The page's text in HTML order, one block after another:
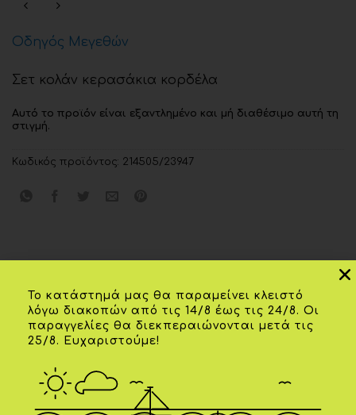
Οδηγός Μεγεθών
Σετ κολάν κερασάκια κορδέλα
Αυτό το προϊόν είναι εξαντλημένο και μή διαθέσιμο αυτή τη
στιγμή.
Κωδικός προϊόντος: 214505/23947
Επιπλέον πληροφορίες
ΗΛΙΚΊΑ 06Μ,
ΧΡΏΜΑ Λευκό-Σιέλ
Το κατάστημά μας θα παραμείνει κλειστό
λόγω διακοπών από τις 14/8 έως τις 24/8. Οι
παραγγελίες θα διεκπεραιώνονται μετά τις
25/8. Ευχαριστούμε!